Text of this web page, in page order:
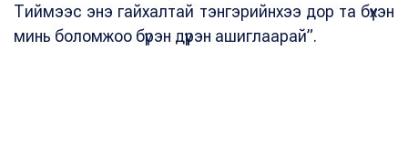
Тиймээс энэ гайхалтай тэнгэрийнхээ дор та бүхэн
минь боломжоо бүрэн дүүрэн ашиглаарай”.